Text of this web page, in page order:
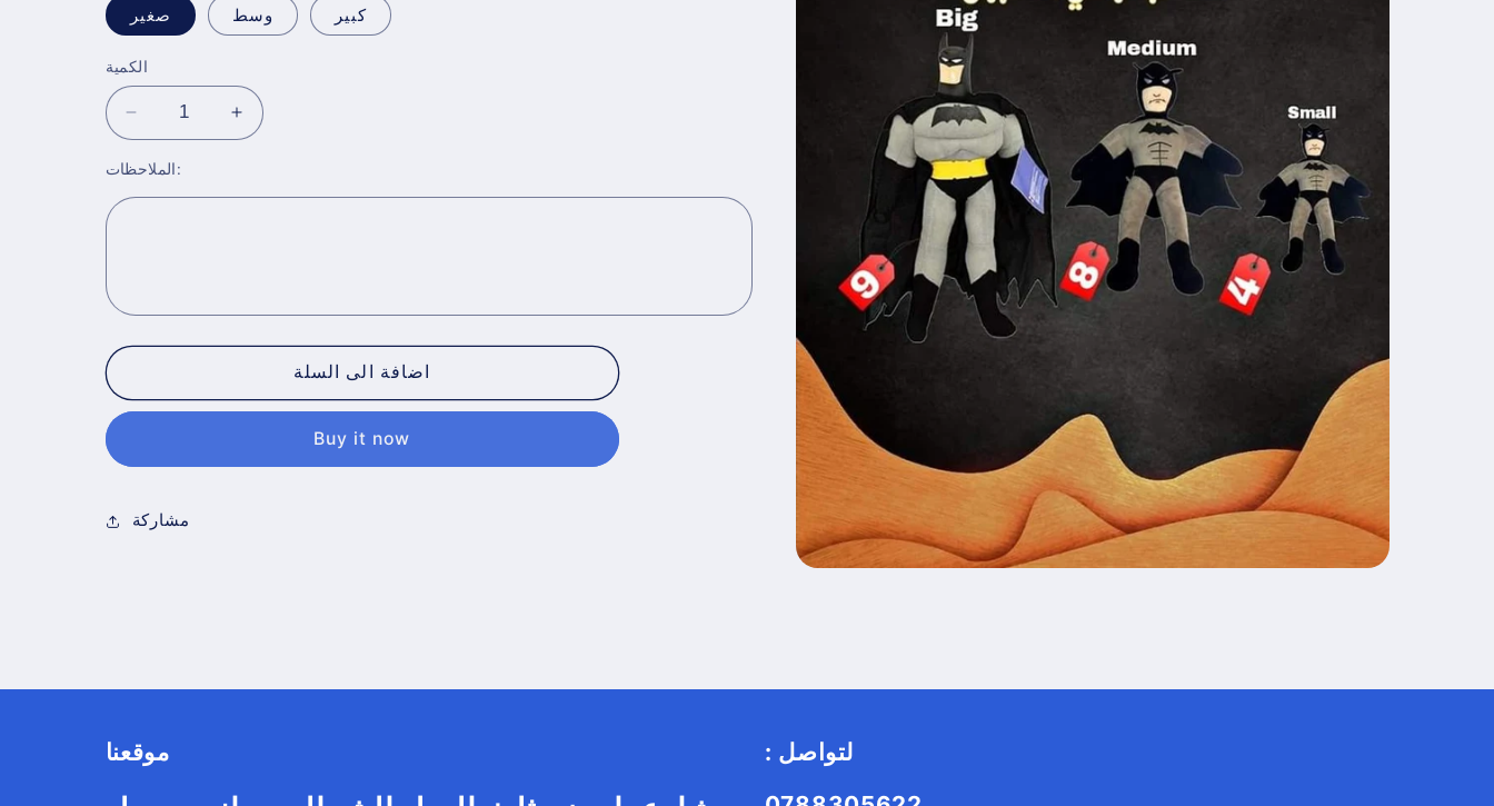
صغير وسط كبير
الكمية
Decrease
quantity
for
دمية
Increase
quantity
دمية
الملاحظات:
اضافة الى السلة
Buy it now
مشاركة
موقعنا
: لتواصل